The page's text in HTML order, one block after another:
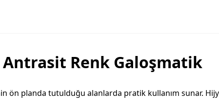
Renk Galoşmatik
ön planda tutulduğu alanlarda pratik kullanım sunar.